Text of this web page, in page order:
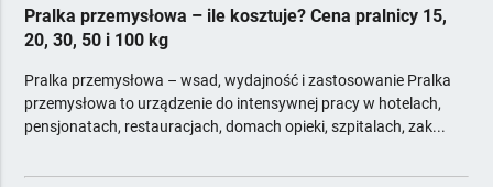
Pralka przemysłowa – ile kosztuje? Cena pralnicy 15,
20, 30, 50 i 100 kg
Pralka przemysłowa – wsad, wydajność i zastosowanie Pralka
przemysłowa to urządzenie do intensywnej pracy w hotelach,
pensjonatach, restauracjach, domach opieki, szpitalach, zak...